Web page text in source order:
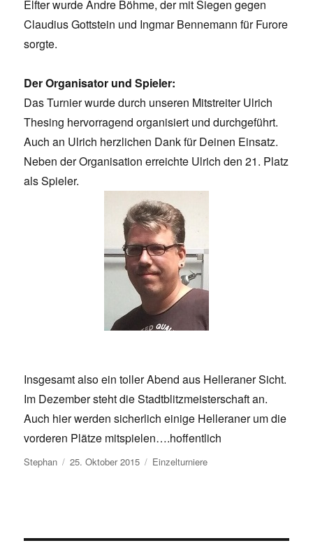
Elfter wurde Andre Böhme, der mit Siegen gegen
Claudius Gottstein und Ingmar Bennemann für Furore
sorgte.
Der Organisator und Spieler:
Das Turnier wurde durch unseren Mitstreiter Ulrich
Thesing hervorragend organisiert und durchgeführt.
Auch an Ulrich herzlichen Dank für Deinen Einsatz.
Neben der Organisation erreichte Ulrich den 21. Platz
als Spieler.
Insgesamt also ein toller Abend aus Helleraner Sicht.
Im Dezember steht die Stadtblitzmeisterschaft an.
Auch hier werden sicherlich einige Helleraner um die
vorderen Plätze mitspielen….hoffentlich
Autor
Stephan Veröffentlicht
am
25. Oktober 2015 Kategorien
Einzelturniere